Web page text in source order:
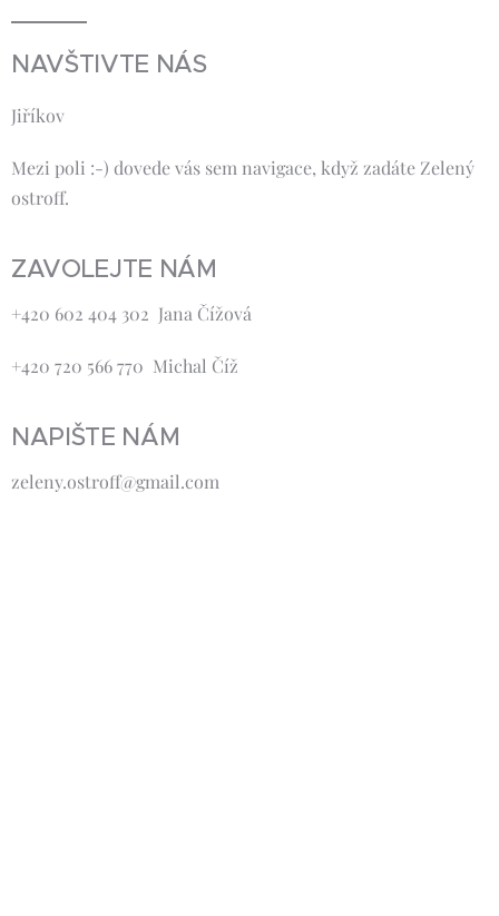
NAVŠTIVTE NÁS
Jiříkov
Mezi poli :-) dovede vás sem navigace, když zadáte Zelený
ostroff.
ZAVOLEJTE NÁM
+420 602 404 302 Jana Čížová
+420 720 566 770 Michal Číž
NAPIŠTE NÁM
zeleny.ostroff@gmail.com